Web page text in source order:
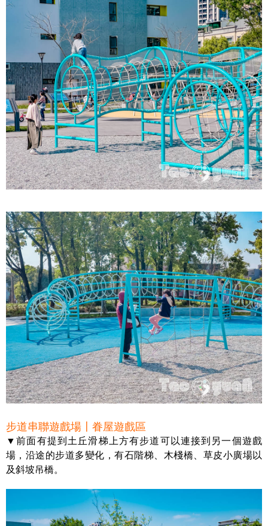
步道串聯遊戲場〡眷屋遊戲區
▼前面有提到土丘滑梯上方有步道可以連接到另一個遊戲
場，沿途的步道多變化，有石階梯、木棧橋、草皮小廣場以
及斜坡吊橋。